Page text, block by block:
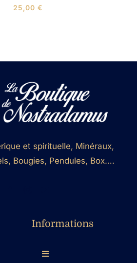
25,00 €
et spirituelle, Minéraux,
Bougies, Pendules, Box….
Informations
Toggle